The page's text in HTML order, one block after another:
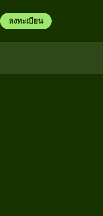
ลงทะเบียน